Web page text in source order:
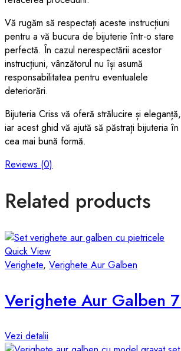
Vă rugăm să respectați aceste instrucțiuni
pentru a vă bucura de bijuterie într-o stare
perfectă. În cazul nerespectării acestor
instrucțiuni, vânzătorul nu își asumă
responsabilitatea pentru eventualele
deteriorări.
Bijuteria Criss vă oferă strălucire și eleganță,
iar acest ghid vă ajută să păstrați bijuteria în
cea mai bună formă.
Reviews (0)
Related products
Quick View
Verighete, Verighete Aur Galben
Vezi detalii